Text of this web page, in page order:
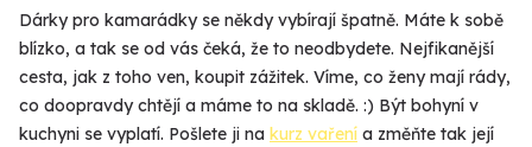
Dárky pro kamarádky se někdy vybírají špatně. Máte k sobě
blízko, a tak se od vás čeká, že to neodbydete. Nejfikanější
cesta, jak z toho ven, koupit zážitek. Víme, co ženy mají rády,
co doopravdy chtějí a máme to na skladě. :) Být bohyní v
kuchyni se vyplatí. Pošlete ji na kurz vaření a změňte tak její